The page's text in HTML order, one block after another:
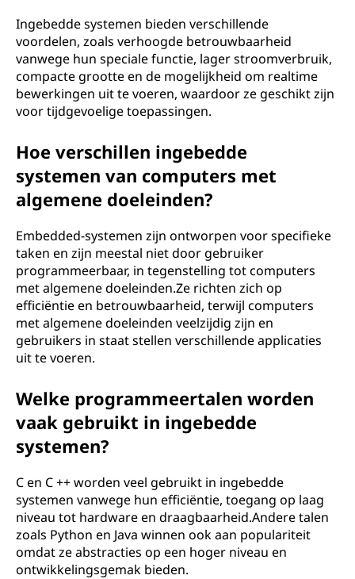
Ingebedde systemen bieden verschillende
voordelen, zoals verhoogde betrouwbaarheid
vanwege hun speciale functie, lager stroomverbruik,
compacte grootte en de mogelijkheid om realtime
bewerkingen uit te voeren, waardoor ze geschikt zijn
voor tijdgevoelige toepassingen.
Hoe verschillen ingebedde
systemen van computers met
algemene doeleinden?
Embedded-systemen zijn ontworpen voor specifieke
taken en zijn meestal niet door gebruiker
programmeerbaar, in tegenstelling tot computers
met algemene doeleinden.Ze richten zich op
efficiëntie en betrouwbaarheid, terwijl computers
met algemene doeleinden veelzijdig zijn en
gebruikers in staat stellen verschillende applicaties
uit te voeren.
Welke programmeertalen worden
vaak gebruikt in ingebedde
systemen?
C en C ++ worden veel gebruikt in ingebedde
systemen vanwege hun efficiëntie, toegang op laag
niveau tot hardware en draagbaarheid.Andere talen
zoals Python en Java winnen ook aan populariteit
omdat ze abstracties op een hoger niveau en
ontwikkelingsgemak bieden.